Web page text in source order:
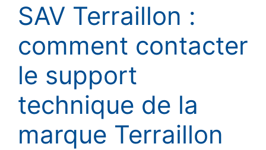
SAV Terraillon :
comment contacter
le support
technique de la
marque Terraillon